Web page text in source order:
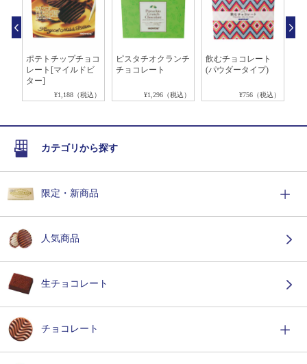
ポテトチップチョコ
レート[マイルドビ
ター]
¥1,188（税込）
ピスタチオクランチ
チョコレート
¥1,296（税込）
飲むチョコレート
(パウダータイプ)
¥756（税込）
カテゴリから探す
限定・新商品
人気商品
生チョコレート
チョコレート